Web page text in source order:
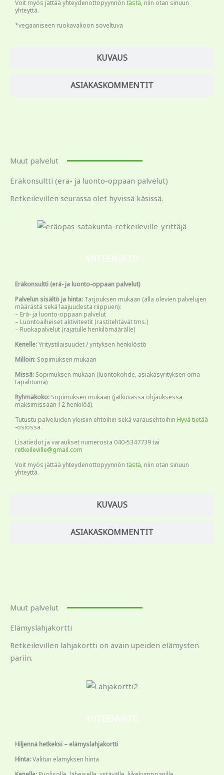
KUVAUS
ASIAKASKOMMENTIT
Voit myös jättää yhteydenottopyynnön tästä, niin otan sinuun
yhteyttä.
*vegaaniseen ruokavalioon soveltuva
Muut palvelut
Eräkonsultti (erä- ja luonto-oppaan palvelut)
Retkeilevillen seurassa olet hyvissä käsissä.
YHTEENVETO
KUVAUS
ASIAKASKOMMENTIT
Eräkonsultti (erä- ja luonto-oppaan palvelut)
Palvelun sisältö ja hinta: Tarjouksen mukaan (alla olevien palvelujen
määrästä sekä laajuudesta riippuen):
– Erä- ja luonto-oppaan palvelut
– Luontoaiheiset aktiviteetit (rastitehtävät tms.)
– Ruokapalvelut (rajatulle henkilömäärälle)
Kenelle:Yritystilaisuudet / yrityksen henkilöstö
Milloin: Sopimuksen mukaan
Missä: Sopimuksen mukaan (luontokohde, asiakasyrityksen oma
tapahtuma)
Ryhmäkoko: Sopimuksen mukaan (jatkuvassa ohjauksessa
maksimissaan 12 henkilöä).
Tutustu palveluiden yleisiin ehtoihin sekä varausehtoihin Hyvä tietää
-osiossa.
Lisätiedot ja varaukset numerosta 040-5347739 tai
retkeileville@gmail.com
Voit myös jättää yhteydenottopyynnön tästä, niin otan sinuun
yhteyttä.
Muut palvelut
Elämyslahjakortti
Retkeilevillen lahjakortti on avain upeiden elämysten
pariin.
YHTEENVETO
Hiljennä hetkeksi – elämyslahjakortti
Hinta:Valitun elämyksen hinta